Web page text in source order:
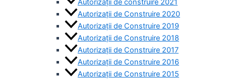
Autorizații de Construire 2020
Autorizații de Construire 2019
Autorizaţii de Construire 2018
Autorizaţii de Construire 2017
Autorizaţii de Construire 2016
Autorizaţii de Construire 2015